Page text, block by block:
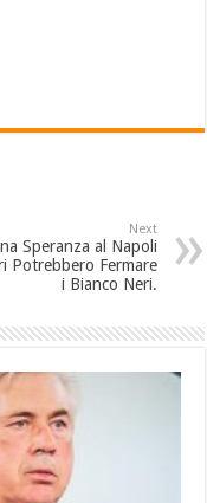
Next
Speranza al Napoli
Potrebbero Fermare
i Bianco Neri.